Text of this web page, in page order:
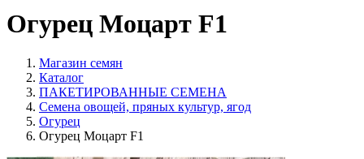
Огурец Моцарт F1
Магазин семян
Каталог
ПАКЕТИРОВАННЫЕ СЕМЕНА
Семена овощей, пряных культур, ягод
Огурец
Огурец Моцарт F1